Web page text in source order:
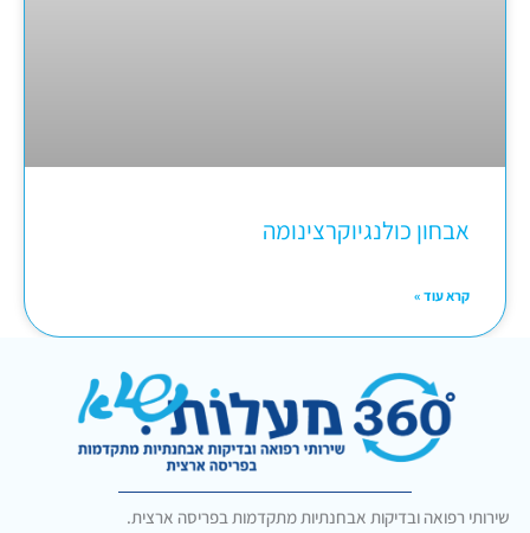
אבחון כולנגיוקרצינומה
קרא עוד »
שירותי רפואה ובדיקות אבחנתיות מתקדמות בפריסה ארצית.